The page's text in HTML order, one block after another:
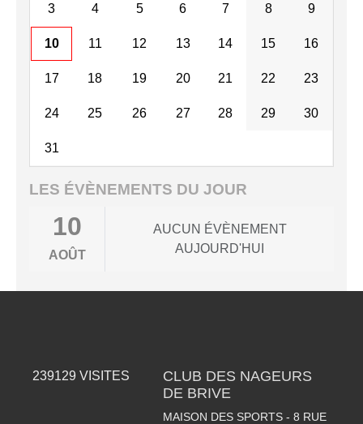
3 4 5 6 7 8 9
10 11 12 13 14 15 16
17 18 19 20 21 22 23
24 25 26 27 28 29 30
31
LES ÉVÈNEMENTS DU JOUR
10
AOÛT
AUCUN ÉVÈNEMENT
AUJOURD'HUI
239129 VISITES
CLUB DES NAGEURS
DE BRIVE
MAISON DES SPORTS - 8 RUE